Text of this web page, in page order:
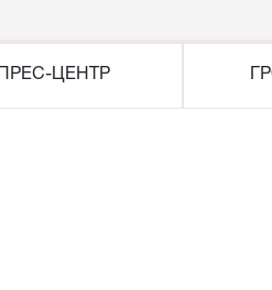
ПРЕС-ЦЕНТР